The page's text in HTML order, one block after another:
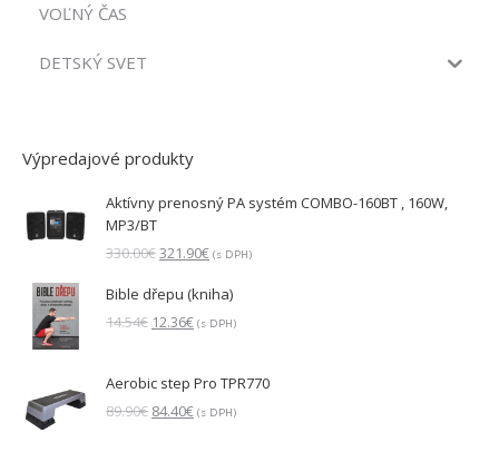
VOĽNÝ ČAS
DETSKÝ SVET
Výpredajové produkty
Aktívny prenosný PA systém COMBO-160BT , 160W,
MP3/BT
330.00€Pôvodná
bola:
330.00€.
321.90€Aktuálna
je:
321.90€.
(s DPH)
Bible dřepu (kniha)
14.54€ Pôvodná
14.54€.
12.36€Aktuálna
12.36€.
(s DPH)
Aerobic step Pro TPR770
89.90€ Pôvodná
84.40€Aktuálna
(s DPH)